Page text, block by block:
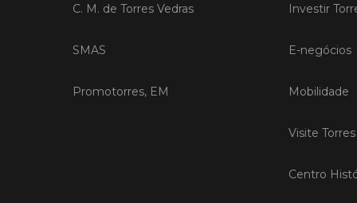
C. M. de Torres Vedras
SMAS
Promotorres, EM
Investir
E-negócios
Mobilidade
Visite
Centro